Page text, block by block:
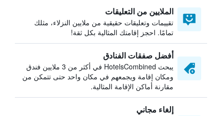
الملايين من التعليقات
تقييمات وتعليقات حقيقية من ملايين النزلاء، مثلك
تمامًا. احجز إقامتك المثالية بكل ثقة!
أفضل صفقات الفنادق
يبحث HotelsCombined في أكثر من 3 ملايين فندق
ومكان إقامة ويجمعهم في مكان واحد حتى تتمكن من
مقارنة أماكن الإقامة المثالية.
إلغاء مجاني